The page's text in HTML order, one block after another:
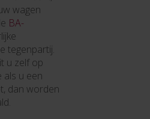
wagen
BA-
tegenpartij.
u zelf op
als u een
dan worden